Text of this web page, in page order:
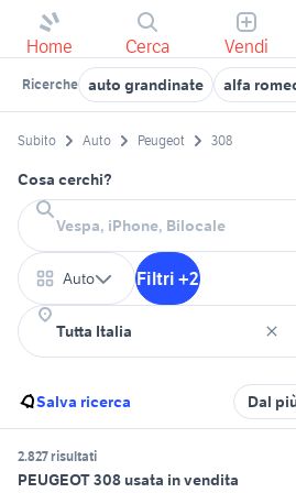
Home Cerca Vendi
Ricerche auto grandinate alfa
Subito Auto Peugeot 308
Cosa cerchi?
Auto Filtri +2
Salva ricerca Dal
2.827 risultati
PEUGEOT 308 usata in vendita